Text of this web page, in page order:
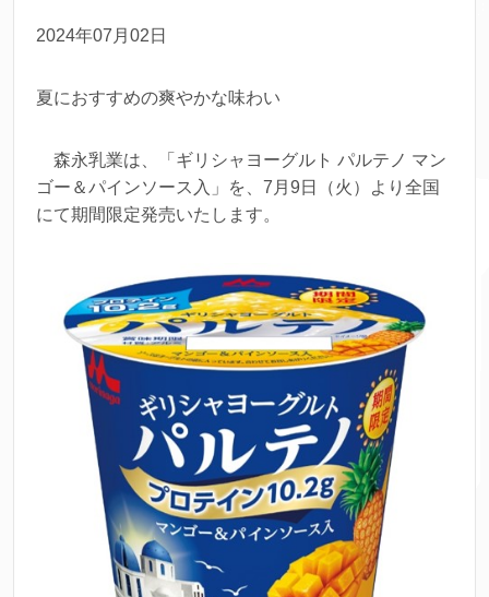
2024年07月02日
夏におすすめの爽やかな味わい
森永乳業は、「ギリシャヨーグルト パルテノ マン
ゴー＆パインソース入」を、7月9日（火）より全国
にて期間限定発売いたします。